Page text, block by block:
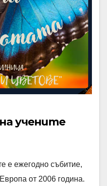
учените
е ежегодно събитие,
от 2006 година.